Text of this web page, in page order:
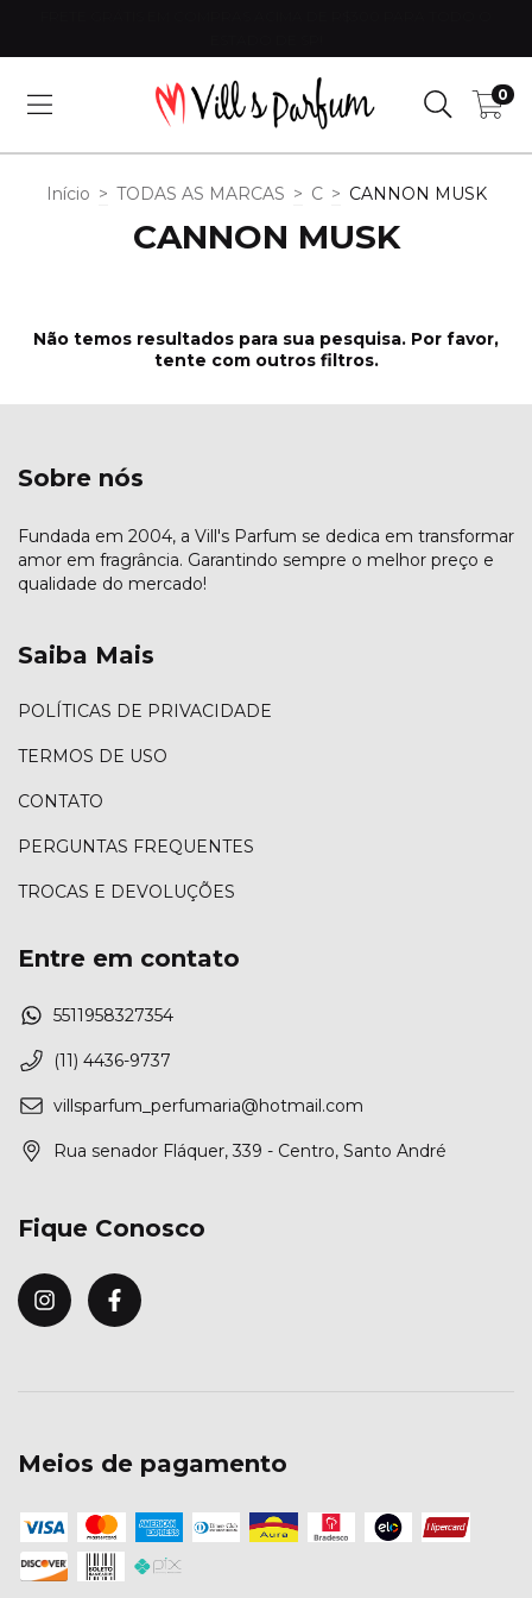
0
Início > TODAS AS MARCAS > C > CANNON MUSK
CANNON MUSK
Não temos resultados para sua pesquisa. Por favor,
tente com outros filtros.
Sobre nós
Fundada em 2004, a Vill's Parfum se dedica em transformar
amor em fragrância. Garantindo sempre o melhor preço e
qualidade do mercado!
Saiba Mais
POLÍTICAS DE PRIVACIDADE
TERMOS DE USO
CONTATO
PERGUNTAS FREQUENTES
TROCAS E DEVOLUÇÕES
Entre em contato
5511958327354
(11) 4436-9737
villsparfum_perfumaria@hotmail.com
Rua senador Fláquer, 339 - Centro, Santo André
Fique Conosco
Meios de pagamento